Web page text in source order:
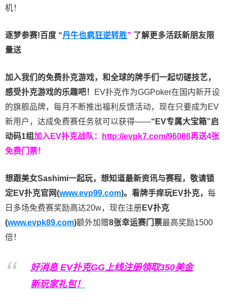
机！
逐梦参赛!百度 “丹牛也疯狂逆转胜” 了解更多活跃新朋友限
量送
加入我们的免费扑克游戏，和全球的牌手们一起切磋技艺，
感受扑克游戏的乐趣吧！
EV扑克作为GGPoker在国内新开设
的旗舰品牌，每月不断推出福利反馈活动，现在只要成为EV
新用户，达成免费赛任务就可以获得——“EV专属大宝箱”启
动码1组加入EV扑克战队： http://evpk7.com/96088再送4张
免费门票！
想跟美女Sashimi一起玩， 想知道最新资讯与赛程， 敬请锁
定EV扑克官网(www.evp99.com)。 看牌手痒玩EV扑克， 每
日多场免费赛奖励高达20w，现在注册 EV扑克
(www.evpk89.com)额外加赠8张幸运赛门票最高奖励1500
倍！
好消息 EV扑克GG上线注册领取350美金
新玩家礼包！